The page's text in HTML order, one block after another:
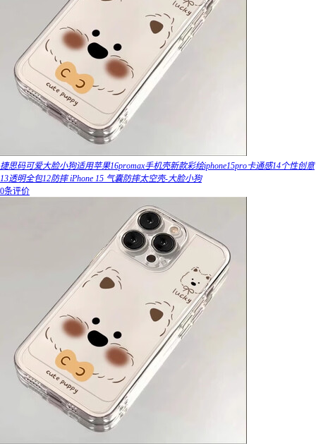
捷思码可爱大脸小狗适用苹果16promax手机壳新款彩绘iphone15pro卡通感14个性创意
13透明全包12防摔 iPhone 15 气囊防摔太空壳-大脸小狗
0条评价